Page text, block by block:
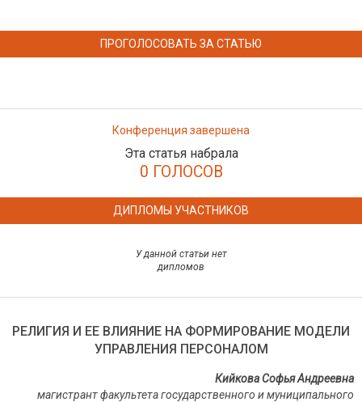
ПРОГОЛОСОВАТЬ ЗА СТАТЬЮ
Конференция завершена
Эта статья набрала
0 ГОЛОСОВ
ДИПЛОМЫ УЧАСТНИКОВ
У данной статьи нет
дипломов
РЕЛИГИЯ И ЕЕ ВЛИЯНИЕ НА ФОРМИРОВАНИЕ МОДЕЛИ
УПРАВЛЕНИЯ ПЕРСОНАЛОМ
Кийкова Софья Андреевна
магистрант факультета государственного и муниципального